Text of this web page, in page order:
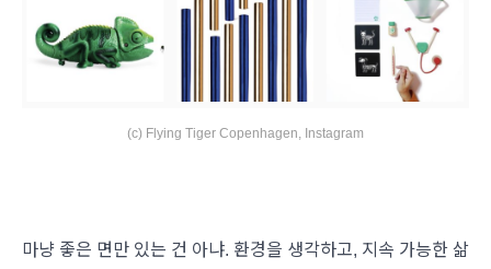
(c) Flying Tiger Copenhagen, Instagram
마냥 좋은 면만 있는 건 아냐. 환경을 생각하고, 지속 가능한 삶